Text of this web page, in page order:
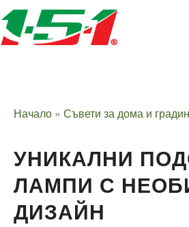
Начало » Съвети за дома и
УНИКАЛНИ
ЛАМПИ С
ДИЗАЙН